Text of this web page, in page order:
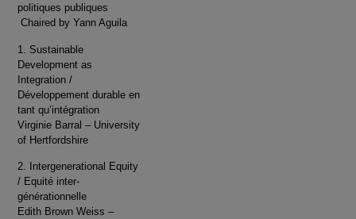
politiques publiques
Chaired by Yann Aguila
1. Sustainable
Development as
Integration /
Développement durable en
tant qu’intégration
Virginie Barral – University
of Hertfordshire
2. Intergenerational Equity
/ Equité inter-
générationnelle
Edith Brown Weiss –